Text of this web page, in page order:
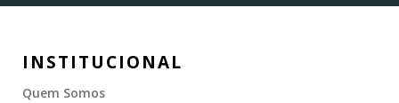
INSTITUCIONAL
Quem Somos